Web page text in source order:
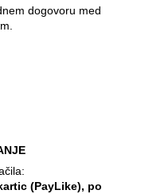
dogovoru med
(PayLike), po